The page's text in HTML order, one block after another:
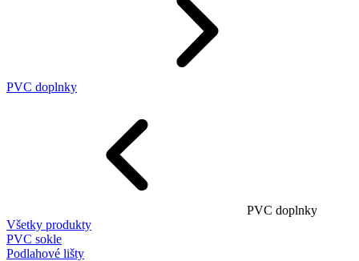
PVC doplnky
PVC doplnky
Všetky produkty
PVC sokle
Podlahové lišty